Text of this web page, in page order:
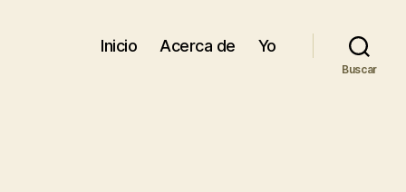
Inicio Acerca de Yo
Buscar